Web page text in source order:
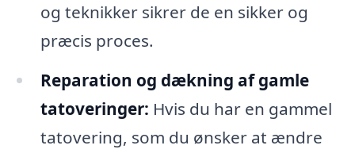
og teknikker sikrer de en sikker og
præcis proces.
Reparation og dækning af gamle
tatoveringer: Hvis du har en gammel
tatovering, som du ønsker at ændre